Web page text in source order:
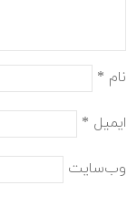
نام *
ایمیل *
وب‌سایت